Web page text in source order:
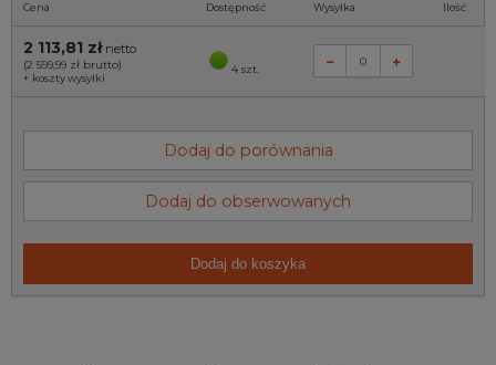
Cena Dostępność Wysyłka Ilość
2 113,81 złnetto
(2 599,99 zł brutto)
+ koszty wysyłki
4 szt.
Dodaj do porównania
Dodaj do obserwowanych
Dodaj do koszyka